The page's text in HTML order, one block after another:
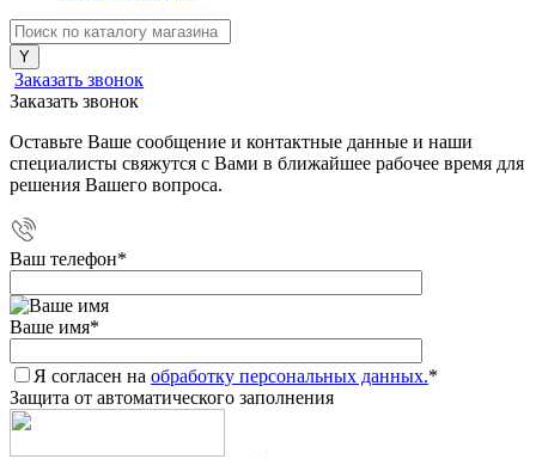
Заказать звонок
Заказать звонок
Оставьте Ваше сообщение и контактные данные и наши
специалисты свяжутся с Вами в ближайшее рабочее время для
решения Вашего вопроса.
Ваш телефон*
Ваше имя*
Я согласен на обработку персональных данных.*
Защита от автоматического заполнения